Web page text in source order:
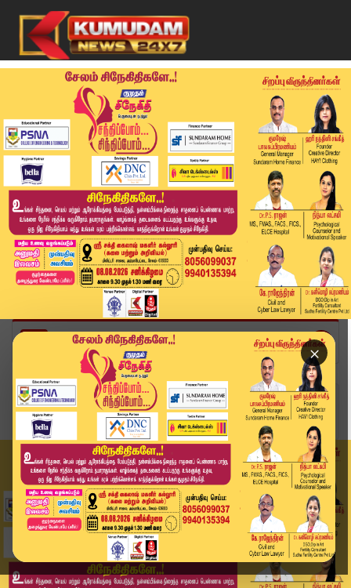
×
Home
வீடியோ ஸ்டோரி
விஜயின் தவெகவை நோக்கி நகரும் அதிமுக முக்கிய புள...